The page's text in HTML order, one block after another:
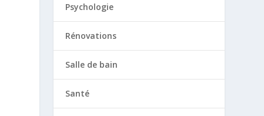
Psychologie
Rénovations
Salle de bain
Santé